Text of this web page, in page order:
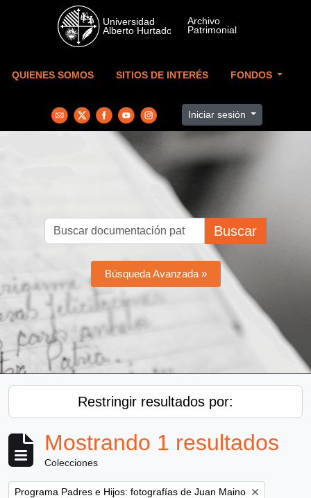
Skip to main content
QUIENES SOMOS SITIOS DE INTERÉS FONDOS
Iniciar sesión
Buscar
Búsqueda Avanzada »
Restringir resultados por:
Mostrando 1 resultados
Colecciones
Remove filter:
Programa Padres e Hijos: fotografías de Juan Maino